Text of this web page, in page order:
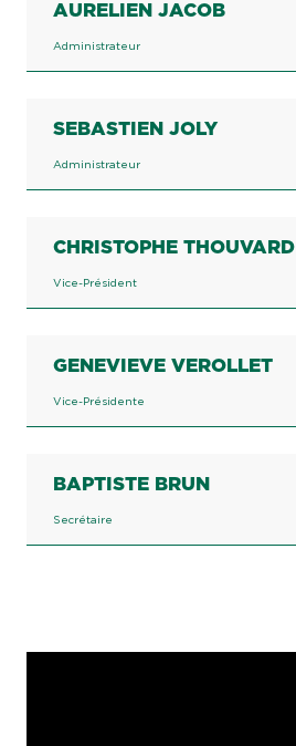
AURELIEN JACOB
Administrateur
SEBASTIEN JOLY
Administrateur
CHRISTOPHE THOUVARD
Vice-Président
GENEVIEVE VEROLLET
Vice-Présidente
BAPTISTE BRUN
Secrétaire